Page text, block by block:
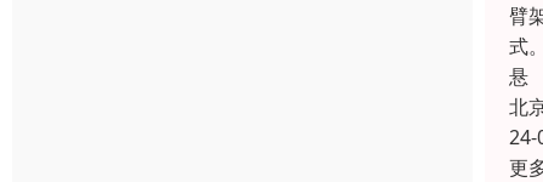
臂
式
悬
北
24-
更